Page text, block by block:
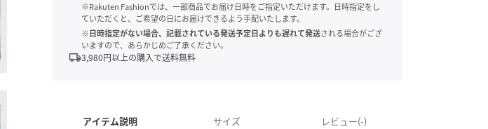
※Rakuten Fashionでは、一部商品でお届け日時をご指定いただけます。日時指定をし
ていただくと、ご希望の日にお届けできるよう手配いたします。
※日時指定がない場合、記載されている発送予定日よりも遅れて発送される場合がござ
いますので、あらかじめご了承ください。
local_shipping3,980円以上の購入で送料無料
アイテム説明 サイズ レビュー(-)